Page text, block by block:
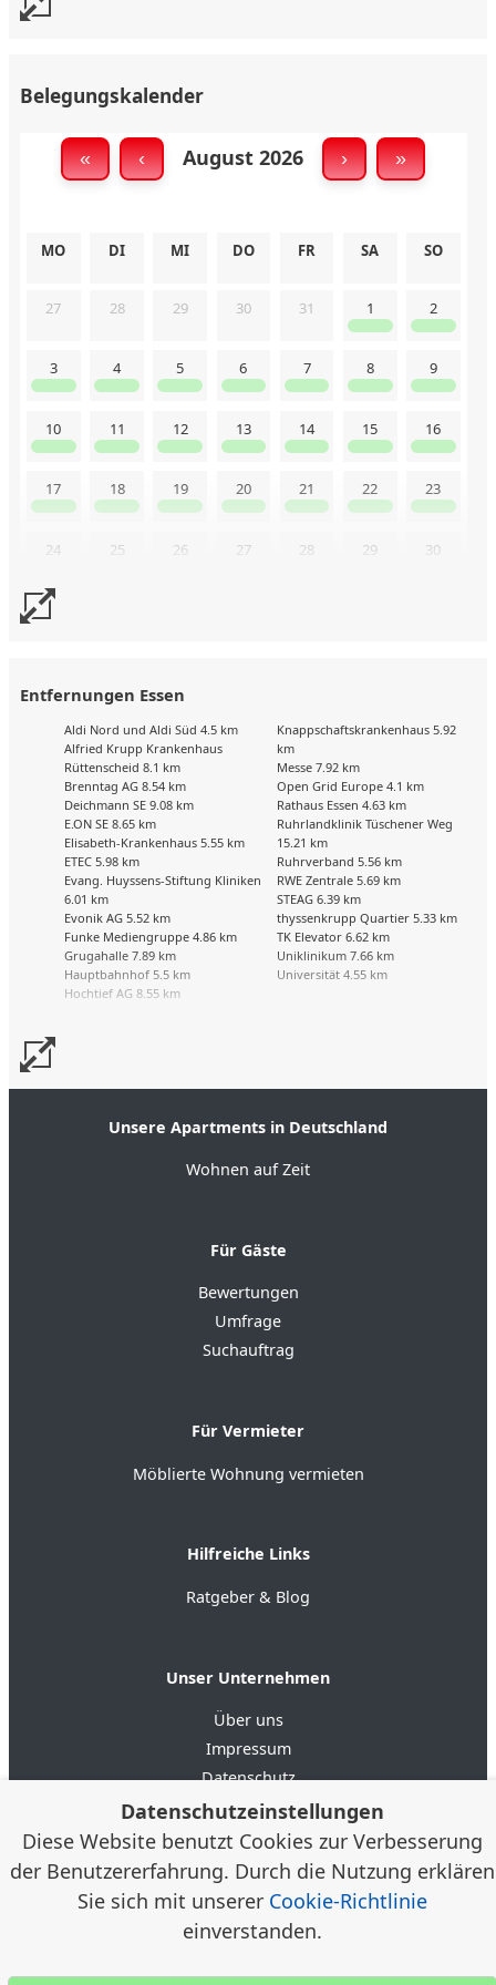
Belegungskalender
« ‹ August 2026 › »
MO DI MI DO FR SA SO
27 28 29 30 31 1 2
3 4 5 6 7 8 9
10 11 12 13 14 15 16
17 18 19 20 21 22 23
24 25 26 27 28 29 30
Entfernungen Essen
Aldi Nord und Aldi Süd 4.5 km
Alfried Krupp Krankenhaus
Rüttenscheid 8.1 km
Brenntag AG 8.54 km
Deichmann SE 9.08 km
E.ON SE 8.65 km
Elisabeth-Krankenhaus 5.55 km
ETEC 5.98 km
Evang. Huyssens-Stiftung Kliniken
6.01 km
Evonik AG 5.52 km
Funke Mediengruppe 4.86 km
Grugahalle 7.89 km
Hauptbahnhof 5.5 km
Hochtief AG 8.55 km
Knappschaftskrankenhaus 5.92
km
Messe 7.92 km
Open Grid Europe 4.1 km
Rathaus Essen 4.63 km
Ruhrlandklinik Tüschener Weg
15.21 km
Ruhrverband 5.56 km
RWE Zentrale 5.69 km
STEAG 6.39 km
thyssenkrupp Quartier 5.33 km
TK Elevator 6.62 km
Uniklinikum 7.66 km
Universität 4.55 km
Unsere Apartments in Deutschland
Wohnen auf Zeit
Für Gäste
Bewertungen
Umfrage
Suchauftrag
Für Vermieter
Möblierte Wohnung vermieten
Hilfreiche Links
Ratgeber & Blog
Unser Unternehmen
Über uns
Impressum
Datenschutz
AGB
Google Bewertungen 4.6 ★★★★★
★★★★★ (20)
Datenschutzeinstellungen
Diese Website benutzt Cookies zur Verbesserung
der Benutzererfahrung. Durch die Nutzung erklären
Sie sich mit unserer Cookie-Richtlinie
einverstanden.